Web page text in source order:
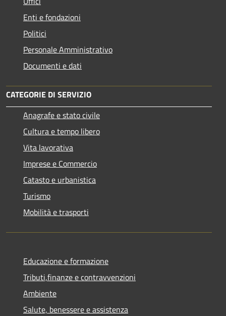
Enti e fondazioni
Politici
Personale Amministrativo
Documenti e dati
CATEGORIE DI SERVIZIO
Anagrafe e stato civile
Cultura e tempo libero
Vita lavorativa
Imprese e Commercio
Catasto e urbanistica
Turismo
Mobilità e trasporti
Educazione e formazione
Tributi,finanze e contravvenzioni
Ambiente
Salute, benessere e assistenza